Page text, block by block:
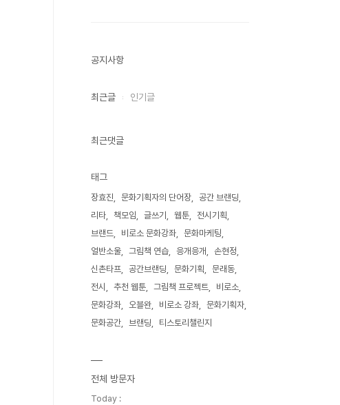
공지사항
최근글 인기글
최근댓글
태그
장효진 문화기획자의 단어장
공간 브랜딩
리타
책모임 글쓰기 웹툰
전시기획
브랜드
비로소 문화강좌
문화마케팅
얼반소울
그림책 연습 응개응개
손현정
신촌타프
공간브랜딩 문화기획
문래동
전시
추천 웹툰 그림책 프로젝트
비로소
문화강좌
오블완 비로소 강좌
문화기획자
문화공간
브랜딩 티스토리챌린지
전체 방문자
Today :